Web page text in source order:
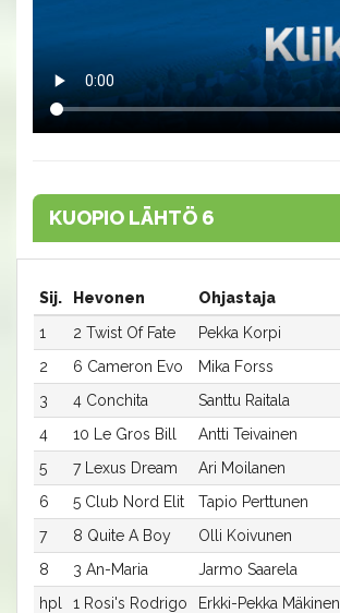
KUOPIO LÄHTÖ 6
Sij. Hevonen Ohjastaja
1
2 Twist Of Fate Pekka Korpi
2
6 Cameron Evo Mika Forss
3
4 Conchita Santtu Raitala
4
10 Le Gros Bill Antti Teivainen
5
7 Lexus Dream Ari Moilanen
6
5 Club Nord Elit Tapio Perttunen
7
8 Quite A Boy Olli Koivunen
8
3 An-Maria Jarmo Saarela
hpl
1 Rosi's Rodrigo Erkki-Pekka Mäkinen